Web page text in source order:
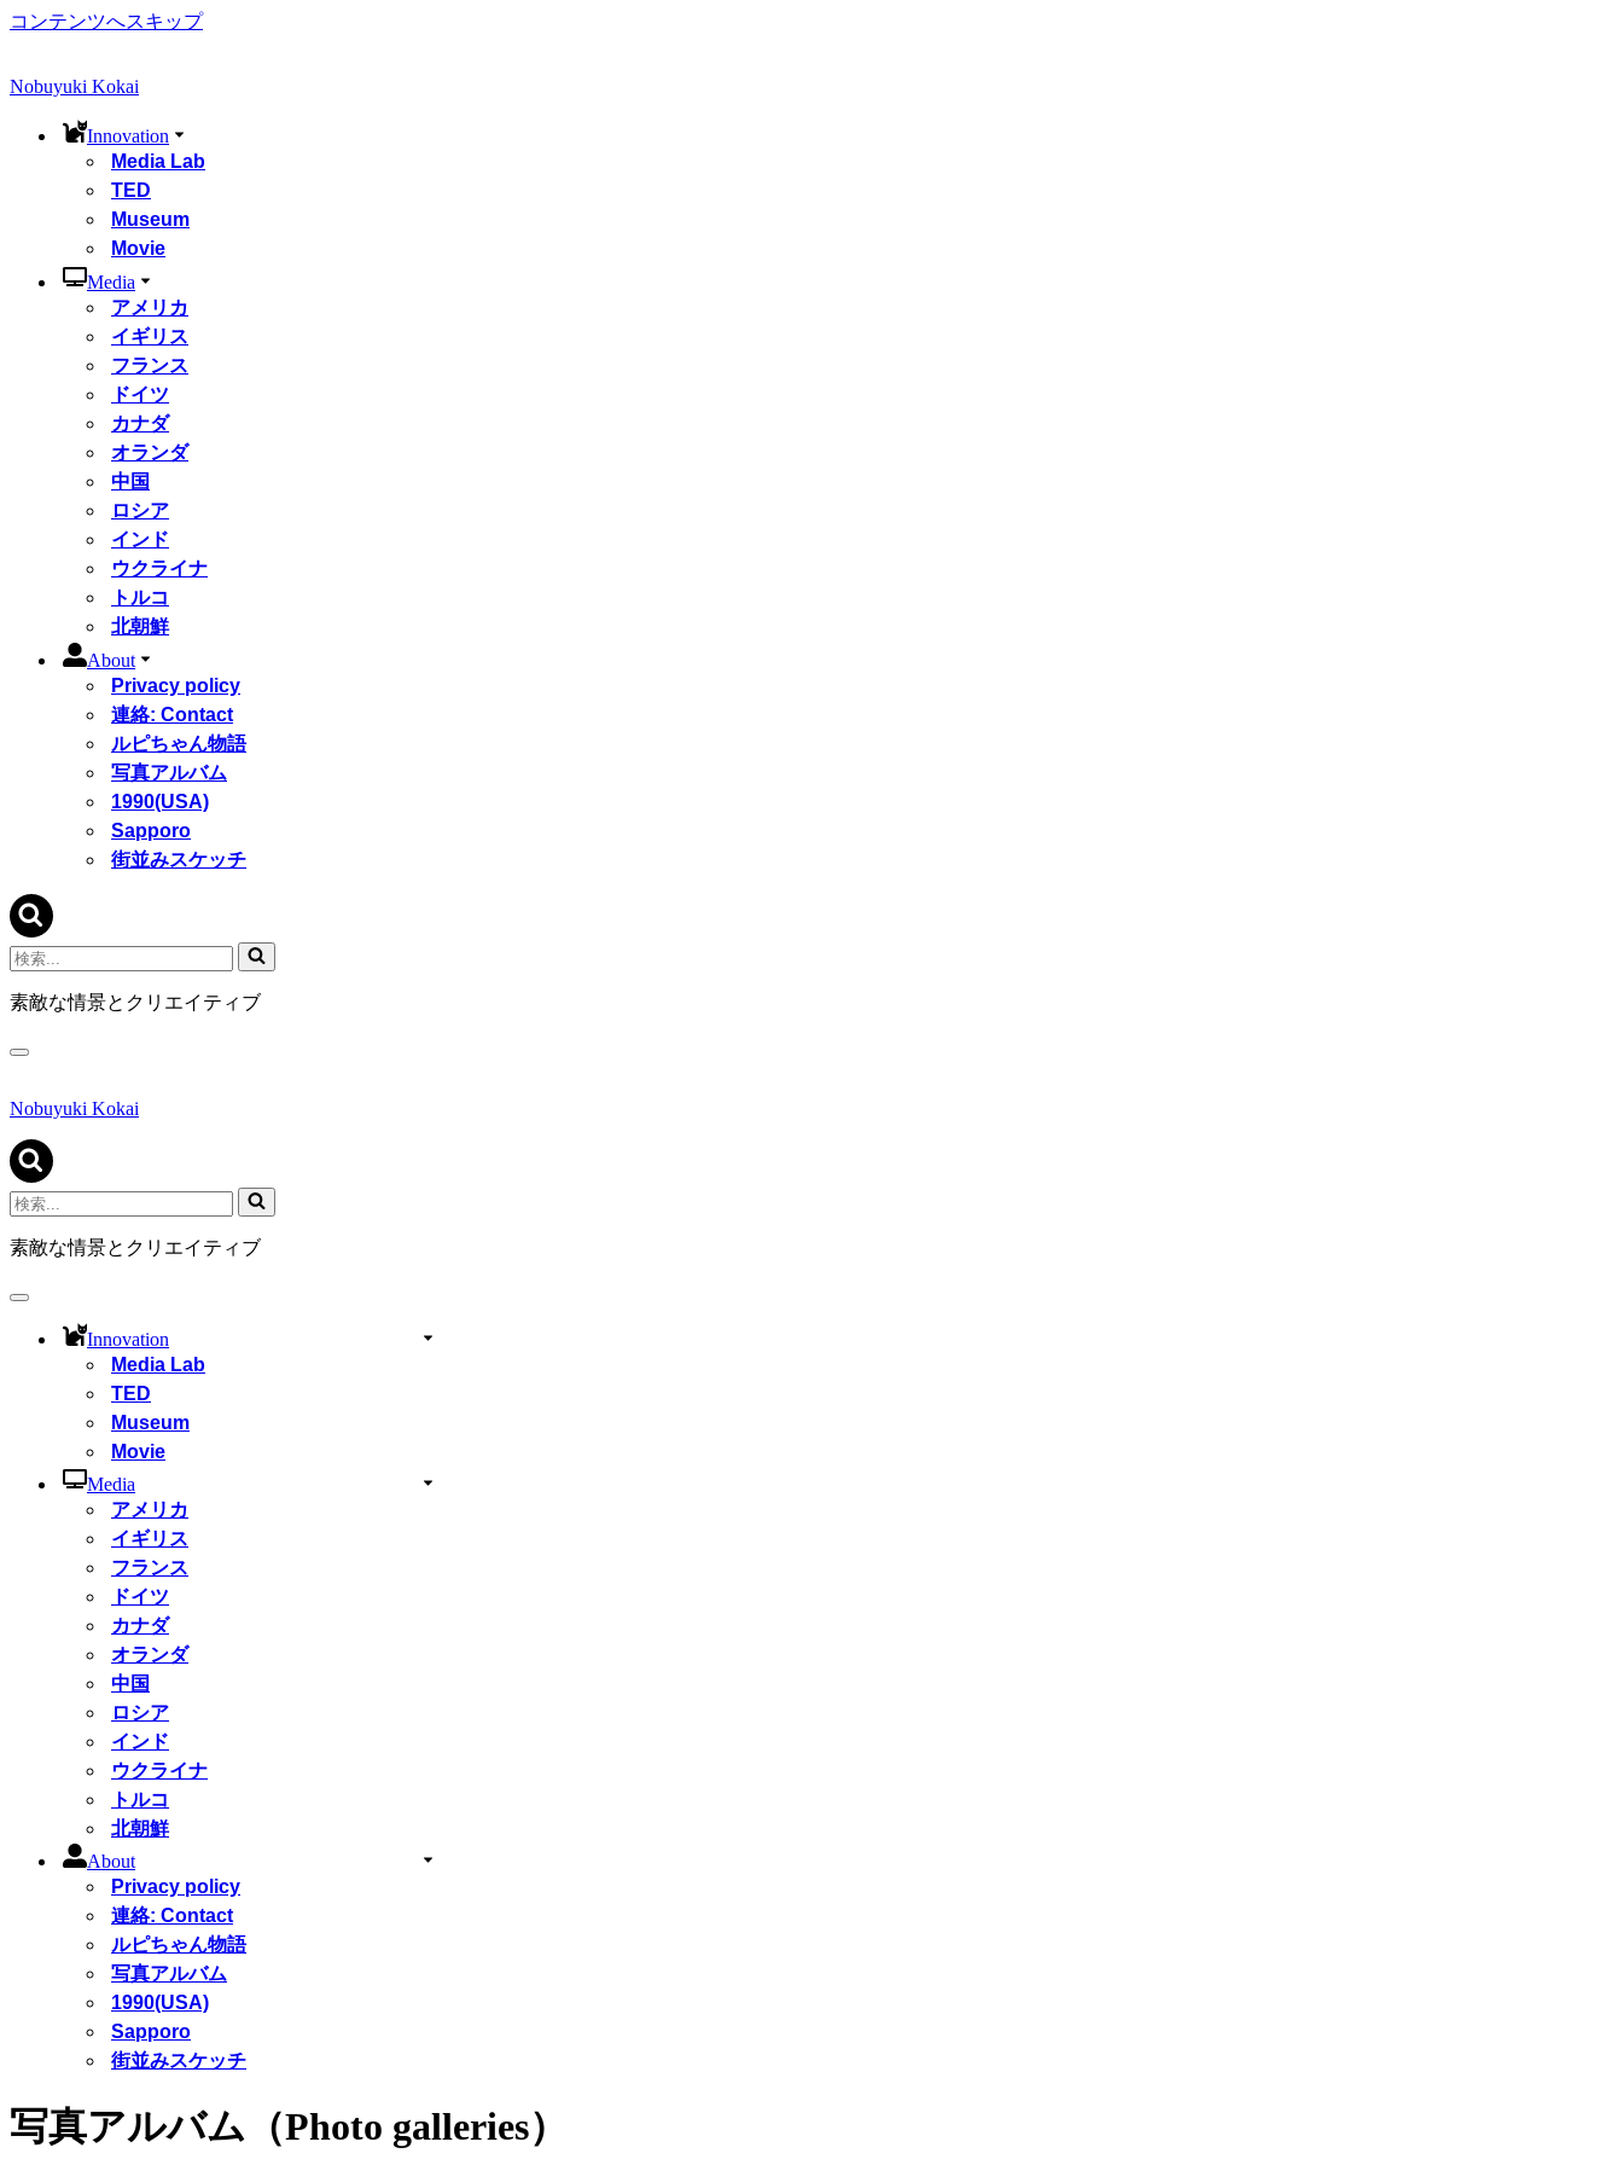
コンテンツへスキップ
Nobuyuki Kokai
Innovation
Media Lab
TED
Museum
Movie
Media
アメリカ
イギリス
フランス
ドイツ
カナダ
オランダ
中国
ロシア
インド
ウクライナ
トルコ
北朝鮮
About
Privacy policy
連絡: Contact
ルピちゃん物語
写真アルバム
1990(USA)
Sapporo
街並みスケッチ
検
索...
素敵な情景とクリエイティブ
ナ
ゲ
シ
ョ
ン
メ
ニ
ュ
Nobuyuki Kokai
検
索...
素敵な情景とクリエイティブ
ナ
Innovation
Media Lab
TED
Museum
Movie
Media
アメリカ
イギリス
フランス
ドイツ
カナダ
オランダ
中国
ロシア
インド
ウクライナ
トルコ
北朝鮮
About
Privacy policy
連絡: Contact
ルピちゃん物語
写真アルバム
1990(USA)
Sapporo
街並みスケッチ
写真アルバム（Photo galleries）